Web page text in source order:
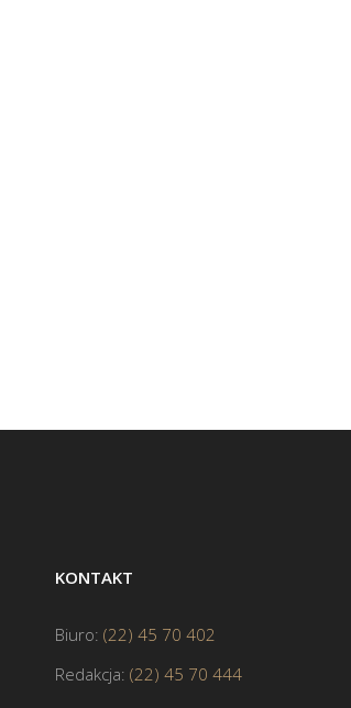
KONTAKT
Biuro: (22) 45 70 402
Redakcja: (22) 45 70 444